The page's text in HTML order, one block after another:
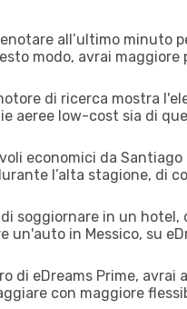
all’ultimo minuto
modo, avrai
di ricerca mostra
aeree low-cost sia di
economici da
l’alta stagione, di
soggiornare in un
in Messico, su
di eDreams Prime,
con maggiore